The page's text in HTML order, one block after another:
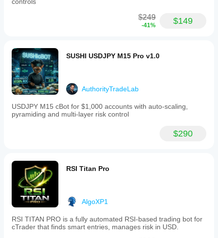
$249
-41% $149
SUSHI USDJPY M15 Pro v1.0
AuthorityTradeLab
USDJPY M15 cBot for $1,000 accounts with auto-scaling,
pyramiding and multi-layer risk control
$290
RSI Titan Pro
AlgoXP1
RSI TITAN PRO is a fully automated RSI-based trading bot for
cTrader that finds smart entries, manages risk in USD.